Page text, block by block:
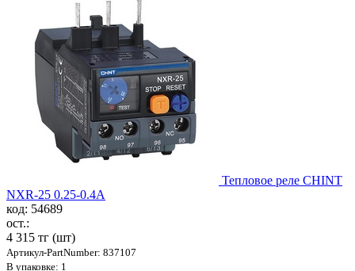
Тепловое реле CHINT
NXR-25 0.25-0.4A
код: 54689
ост.:
4 315 тг (шт)
Артикул-PartNumber: 837107
В упаковке: 1